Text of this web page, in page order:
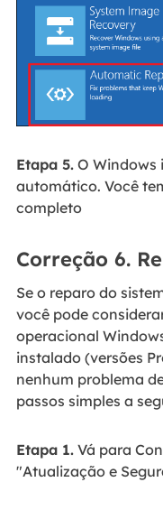
Etapa 5.O Windows
automático. Você
completo
Correção 6.
Se o reparo do
você pode
operacional
instalado (versões
nenhum problema
passos simples a
Etapa 1.Vá para
"Atualização e